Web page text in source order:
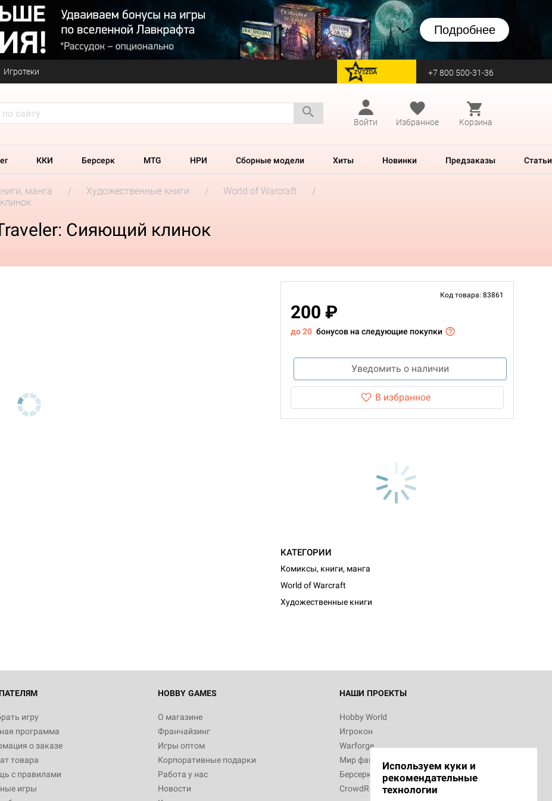
Подробнее
Игротеки перейти на Zvezda +7 800 500-31-36
Войти
Избранное Корзина
ККИ Берсерк MTG НРИ Сборные модели Хиты Новинки Предзаказы Статьи
манга Художественные книги
World of Warcraft
Сияющий клинок
Код товара: 83861
200 ₽
до 20 бонусов на следующие покупки
Уведомить о наличии
В избранное
КАТЕГОРИИ
Комиксы, книги, манга
World of Warcraft
Художественные книги
игру
программа
о заказе
товара
с правилами
игры
HOBBY GAMES
О магазине
Франчайзинг
Игры оптом
Корпоративные подарки
Работа у нас
Новости
НАШИ ПРОЕКТЫ
Hobby World
Игрокон
Warforge
Мир фантастики
Берсерк
CrowdRepublic
Используем куки и
рекомендательные
технологии
Настольная игра Hobby World Журнал
"Мир фантастики. Спецвыпуск: Братья
империи: Боевая тревога
799
Настольная игра Hobby World Сумерки
империи. Четвёртая редакция: Грозовой
Рубеж
12 990